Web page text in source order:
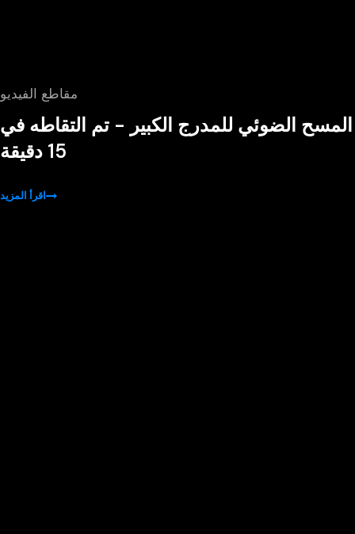
مقاطع الفيديو
المسح الضوئي للمدرج الكبير - تم التقاطه في
15 دقيقة
اقرأ المزيد